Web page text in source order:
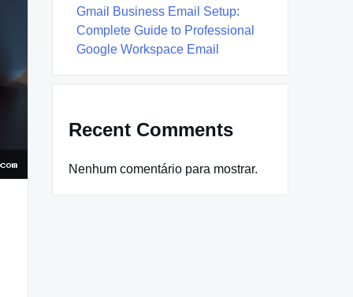
Gmail Business Email Setup:
Complete Guide to Professional
Google Workspace Email
Recent Comments
Nenhum comentário para mostrar.